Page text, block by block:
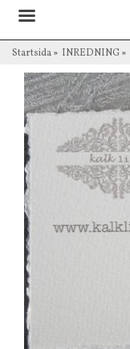
Startsida» INREDNING»